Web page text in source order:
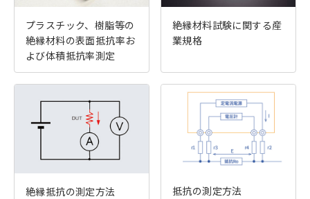
プラスチック、樹脂等の
絶縁材料の表面抵抗率お
よび体積抵抗率測定
絶縁材料試験に関する産
業規格
絶縁抵抗の測定方法 抵抗の測定方法